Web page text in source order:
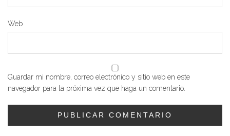
Web
Guardar mi nombre, correo electrónico y sitio web en este
navegador para la próxima vez que haga un comentario.